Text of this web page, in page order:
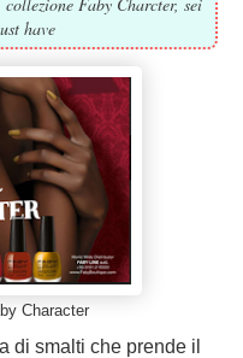
have
Character
di smalti che prende il